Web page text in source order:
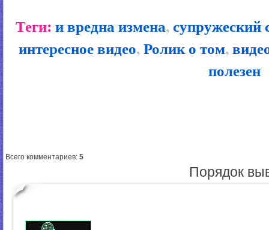
Теги: и вредна измена,супружеский
интересное видео,Ролик о том,
полезен
Всего комментариев: 5
Порядок